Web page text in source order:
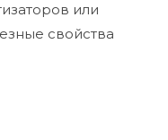
или
свойства